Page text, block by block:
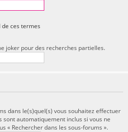
de ces termes
joker pour des recherches partielles.
dans le(s)quel(s) vous souhaitez effectuer
sont automatiquement inclus si vous ne
« Rechercher dans les sous-forums ».